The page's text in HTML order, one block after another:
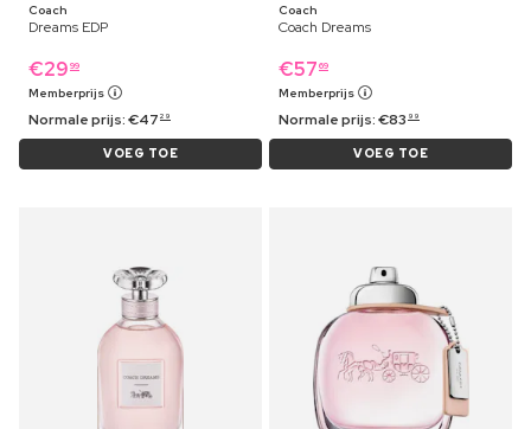
Coach
Dreams EDP
€29 99
Memberprijs
Normale prijs:€47 29
VOEG TOE
Coach
Coach Dreams
€57 69
Memberprijs
Normale prijs:€83 99
VOEG TOE